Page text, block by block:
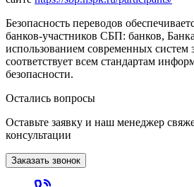
Безопасность переводов
банков-участников СБП: банков,
использованием современных
соответствует всем стандартам
безопасности.
Остались вопросы
Оставьте заявку и наш менеджер
консультации
Заказать звонок